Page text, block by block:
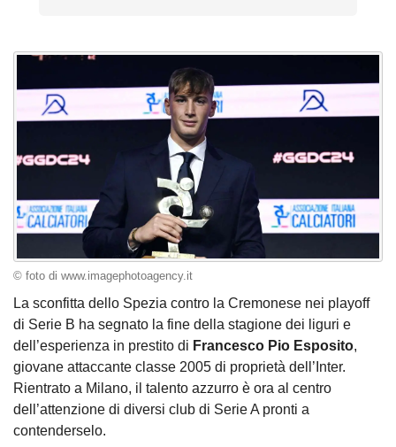
© foto di www.imagephotoagency.it
La sconfitta dello Spezia contro la Cremonese nei playoff
di Serie B ha segnato la fine della stagione dei liguri e
dell’esperienza in prestito di Francesco Pio Esposito,
giovane attaccante classe 2005 di proprietà dell’Inter.
Rientrato a Milano, il talento azzurro è ora al centro
dell’attenzione di diversi club di Serie A pronti a
contenderselo.